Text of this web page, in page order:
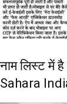
नाम लिस्ट में है
Sahara